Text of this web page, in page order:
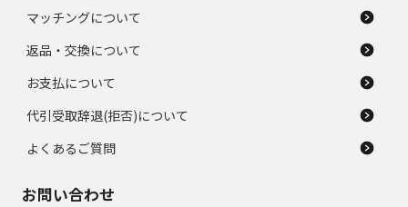
マッチングについて
返品・交換について
お支払について
代引受取辞退(拒否)について
よくあるご質問
お問い合わせ